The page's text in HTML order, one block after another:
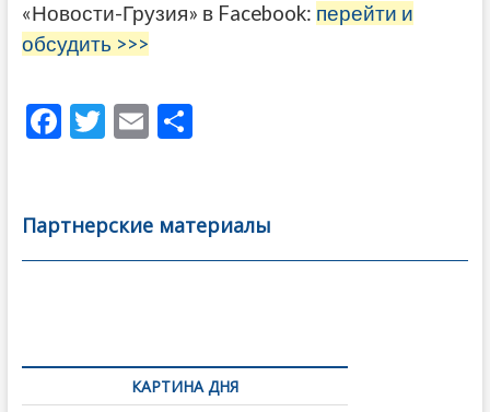
«Новости-Грузия» в Facebook: перейти и
обсудить >>>
F
b
o
T
er
E
l
О
а
в
Партнерские материалы
по
записямКАРТИНА ДНЯ